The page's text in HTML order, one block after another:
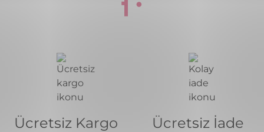
Ücretsiz Kargo Ücretsiz İade